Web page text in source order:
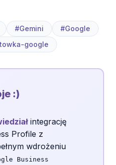
#Gemini
#Google
google
:)
integrację
Profile z
wdrożeniu
Business